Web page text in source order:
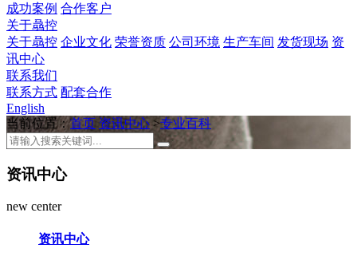
成功案例 合作客户
关于骉控
关于骉控 企业文化 荣誉资质 公司环境 生产车间 发货现场 资
讯中心
联系我们
联系方式 配套合作
English
当前位置：首页 资讯中心 >专业百科
资讯中心
new center
资讯中心